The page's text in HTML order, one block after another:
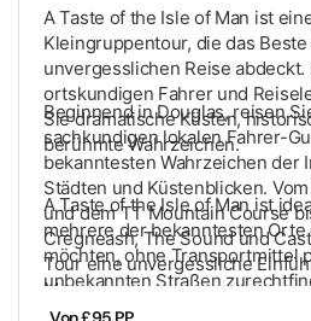
A Taste of the Isle of Man ist
Kleingruppentour, die das
unvergesslichen Reise abdeckt.
ortskundigen Fahrer und
Sie dramatische Küsten,
berühmte Wahrzeichen.
Beginnend in Douglas, reisen
sachkundigen lokalen Fahrer-
bekanntesten Wahrzeichen der
Städten und Küstenblicken.
und dem TT Mountain Course
Cregneash, The Sound und
Tour eine unvergessliche
Man.
A Taste of the Isle of Man ist
mehrere der bekanntesten
möchten, ohne Transportmittel
unbekannten Straßen
Kleingruppenformat ermöglicht